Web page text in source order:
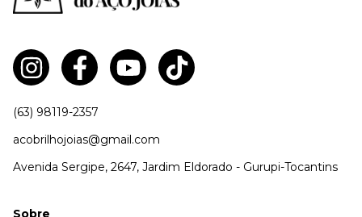
(63) 98119-2357
acobrilhojoias@gmail.com
Avenida Sergipe, 2647, Jardim Eldorado - Gurupi-Tocantins
Sobre